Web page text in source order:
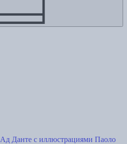
Ад Данте с иллюстрациями Паоло